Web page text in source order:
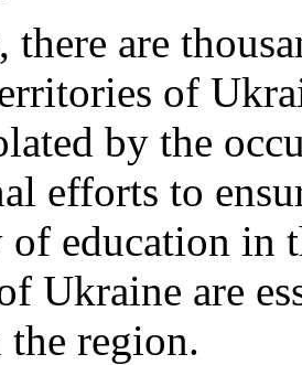
there are
of
by the
efforts to
education in
Ukraine are
region.